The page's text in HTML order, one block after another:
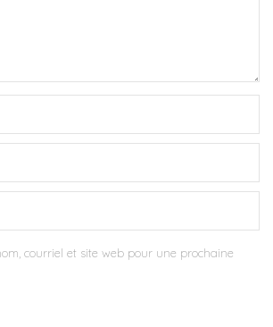
courriel et site web pour une prochaine